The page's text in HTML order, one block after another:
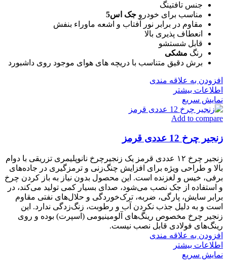
جنس تافتینگ
مناسب برای خودرو جک اس5
مقاوم در برابر نور آفتاب و اشعه ماوراء بنفش
انعطاف پذیری بالا
قابل شستشو
رنگ مشکی
برش دقیق متناسب با دریچه های هوای موجود روی داشبورد
افزودن به علاقه مندی
اطلاعات بیشتر
نمایش سریع
Add to compare
زنجیر چرخ 12 عددی قرمز
زنجیر چرخ ۱۲ عددی قرمز یک زنجیرچرخ نانوپلیمری تزریقی با دوام
بالا و طراحی ویژه برای افزایش چنگ‌زنی و ترمزگیری در جاده‌های
برفی، خیس و لغزنده است. این محصول بدون نیاز به باز کردن چرخ
و استفاده از جک نصب می‌شود، صدای بسیار کمی تولید می‌کند، در
برابر سایش، پارگی، ضربه، ترک‌خوردگی و حلال‌های نفتی مقاوم
است و به دلیل جذب نکردن آب و رطوبت، زنگ‌زدگی ندارد. این
زنجیر چرخ مخصوص رینگ‌های آلومینیومی (اسپرت) بوده و روی
رینگ‌های فولادی قابل نصب نیست.
افزودن به علاقه مندی
اطلاعات بیشتر
نمایش سریع